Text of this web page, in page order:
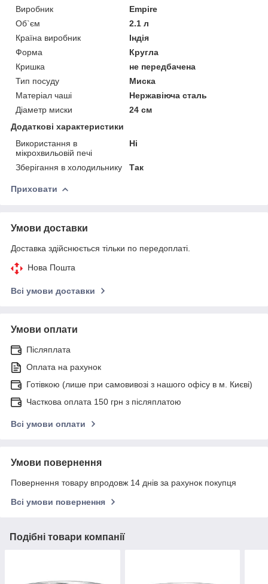
Виробник
Empire
Об`єм
2.1 л
Країна виробник
Індія
Форма
Кругла
Кришка
не передбачена
Тип посуду
Миска
Матеріал чаші
Нержавіюча сталь
Діаметр миски
24 см
Додаткові характеристики
Використання в
мікрохвильовій печі
Ні
Зберігання в холодильнику Так
Приховати
Умови доставки
Доставка здійснюється тільки по передоплаті.
Нова Пошта
Всі умови доставки
Умови оплати
Післяплата
Оплата на рахунок
Готівкою (лише при самовивозі з нашого офісу в м. Києві)
Часткова оплата 150 грн з післяплатою
Всі умови оплати
Умови повернення
Повернення товару впродовж 14 днів за рахунок покупця
Всі умови повернення
Подібні товари компанії